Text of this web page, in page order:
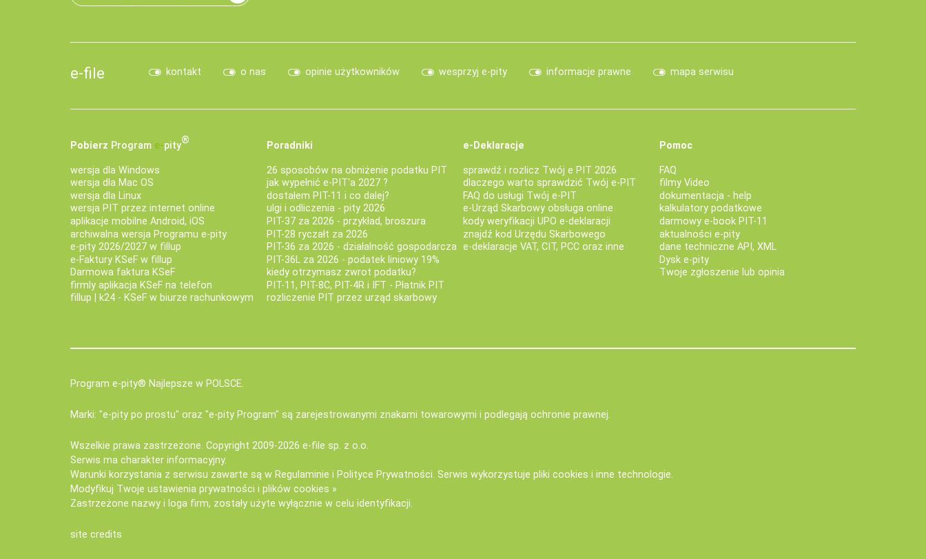
e-file kontakt o nas opinie użytkowników wesprzyj e-pity informacje prawne mapa serwisu
Pobierz Program e‑pity®
wersja dla Windows
wersja dla Mac OS
wersja dla Linux
wersja PIT przez internet online
aplikacje mobilne Android, iOS
archiwalna wersja Programu e-pity
e-pity 2026/2027 w fillup
e‑Faktury KSeF w fillup
Darmowa faktura KSeF
firmly aplikacja KSeF na telefon
fillup | k24 - KSeF w biurze rachunkowym
Poradniki
26 sposobów na obniżenie podatku PIT
jak wypełnić e-PIT'a 2027 ?
dostałem PIT-11 i co dalej?
ulgi i odliczenia - pity 2026
PIT-37 za 2026 - przykład, broszura
PIT-28 ryczałt za 2026
PIT-36 za 2026 - działalność gospodarcza
PIT-36L za 2026 - podatek liniowy 19%
kiedy otrzymasz zwrot podatku?
PIT-11, PIT-8C, PIT-4R i IFT - Płatnik PIT
rozliczenie PIT przez urząd skarbowy
e-Deklaracje
sprawdź i rozlicz Twój e PIT 2026
dlaczego warto sprawdzić Twój e-PIT
FAQ do usługi Twój e-PIT
e-Urząd Skarbowy obsługa online
kody weryfikacji UPO e-deklaracji
znajdź kod Urzędu Skarbowego
e-deklaracje VAT, CIT, PCC oraz inne
Pomoc
FAQ
filmy Video
dokumentacja - help
kalkulatory podatkowe
darmowy e-book PIT-11
aktualności e-pity
dane techniczne API, XML
Dysk e-pity
Twoje zgłoszenie lub opinia
Program e-pity® Najlepsze w POLSCE.
Marki: "e-pity po prostu" oraz "e-pity Program" są zarejestrowanymi znakami towarowymi i podlegają ochronie prawnej.
Wszelkie prawa zastrzeżone. Copyright 2009-2026 e-file sp. z o.o.
Serwis ma charakter informacyjny.
Warunki korzystania z serwisu zawarte są w Regulaminie i Polityce Prywatności. Serwis wykorzystuje pliki cookies i inne technologie.
Modyfikuj Twoje ustawienia prywatności i plików cookies »
Zastrzeżone nazwy i loga firm, zostały użyte wyłącznie w celu identyfikacji.
site credits